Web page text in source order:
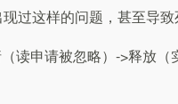
过这样的问题，甚至导
读申请被忽略）->释放